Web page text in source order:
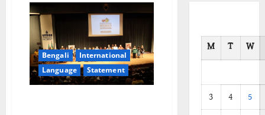
Bengali
International
Language
Statement
M T W
3 4
5